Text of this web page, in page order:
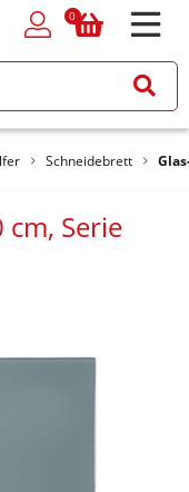
0
0
Schneidebrett
Serie